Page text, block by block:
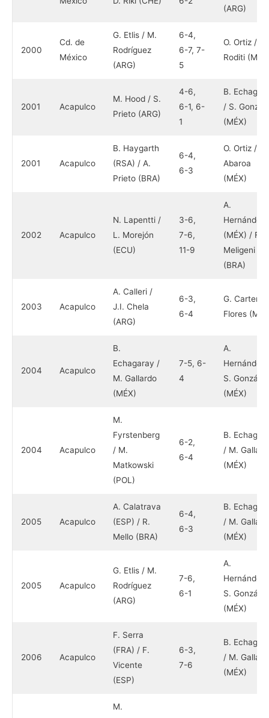
(ARG)
2000
Cd. de
México
G. Etlis / M.
Rodríguez
(ARG)
6-4,
6-7, 7-
5
O. Ortiz / D.
Roditi
2001 Acapulco
M. Hood / S.
Prieto (ARG)
4-6,
6-1, 6-
1
B.
/ S.
(MÉX)
2001 Acapulco
B. Haygarth
(RSA) / A.
Prieto (BRA)
6-4,
6-3
O. Ortiz / E.
Abaroa
(MÉX)
2002 Acapulco
N. Lapentti /
L. Morejón
(ECU)
3-6,
7-6,
11-9
A.
Hernández
(MÉX) / F.
Meligeni
(BRA)
2003 Acapulco
A. Calleri /
J.I. Chela
(ARG)
6-3,
6-4
G. Carter /
Flores
2004 Acapulco
B.
Echagaray /
M. Gallardo
(MÉX)
7-5, 6-
4
A.
Hernández
S. González
(MÉX)
2004 Acapulco
M.
Fyrstenberg
/ M.
Matkowski
(POL)
6-2,
6-4
B.
/ M.
(MÉX)
2005 Acapulco
A. Calatrava
(ESP) / R.
Mello (BRA)
6-4,
6-3
B.
/ M.
(MÉX)
2005 Acapulco
G. Etlis / M.
Rodríguez
(ARG)
7-6,
6-1
A.
Hernández
S. González
(MÉX)
2006 Acapulco
F. Serra
(FRA) / F.
Vicente
(ESP)
6-3,
7-6
B.
/ M.
(MÉX)
M.